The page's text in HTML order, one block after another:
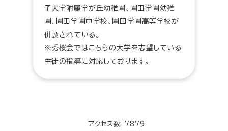
子大学附属学が丘幼稚園、園田学園幼稚
園、園田学園中学校、園田学園高等学校が
併設されている。
※秀桜会ではこちらの大学を志望している
生徒の指導に対応しております。
アクセス数: 7879